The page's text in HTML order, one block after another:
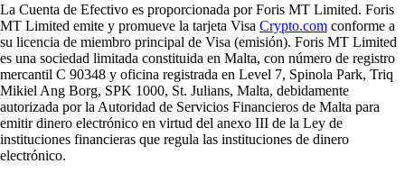
La Cuenta de Efectivo es proporcionada por Foris MT Limited. Foris
MT Limited emite y promueve la tarjeta Visa Crypto.com conforme a
su licencia de miembro principal de Visa (emisión). Foris MT Limited
es una sociedad limitada constituida en Malta, con número de registro
mercantil C 90348 y oficina registrada en Level 7, Spinola Park, Triq
Mikiel Ang Borg, SPK 1000, St. Julians, Malta, debidamente
autorizada por la Autoridad de Servicios Financieros de Malta para
emitir dinero electrónico en virtud del anexo III de la Ley de
instituciones financieras que regula las instituciones de dinero
electrónico.